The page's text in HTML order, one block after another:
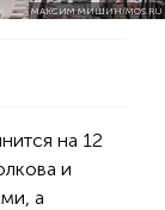
МАКСИМ МИШИН/MOS.RU
на 12
и
а